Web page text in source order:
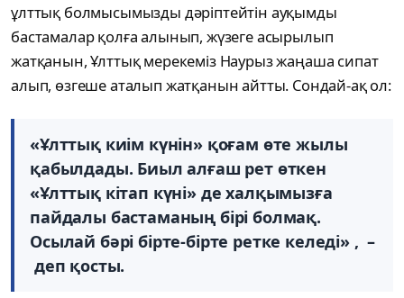
ұлттық болмысымызды дәріптейтін ауқымды
бастамалар қолға алынып, жүзеге асырылып
жатқанын, Ұлттық мерекеміз Наурыз жаңаша сипат
алып, өзгеше аталып жатқанын айтты. Сондай-ақ ол:
«Ұлттық киім күнін» қоғам өте жылы
қабылдады. Биыл алғаш рет өткен
«Ұлттық кітап күні» де халқымызға
пайдалы бастаманың бірі болмақ.
Осылай бәрі бірте-бірте ретке келеді» , –
деп қосты.